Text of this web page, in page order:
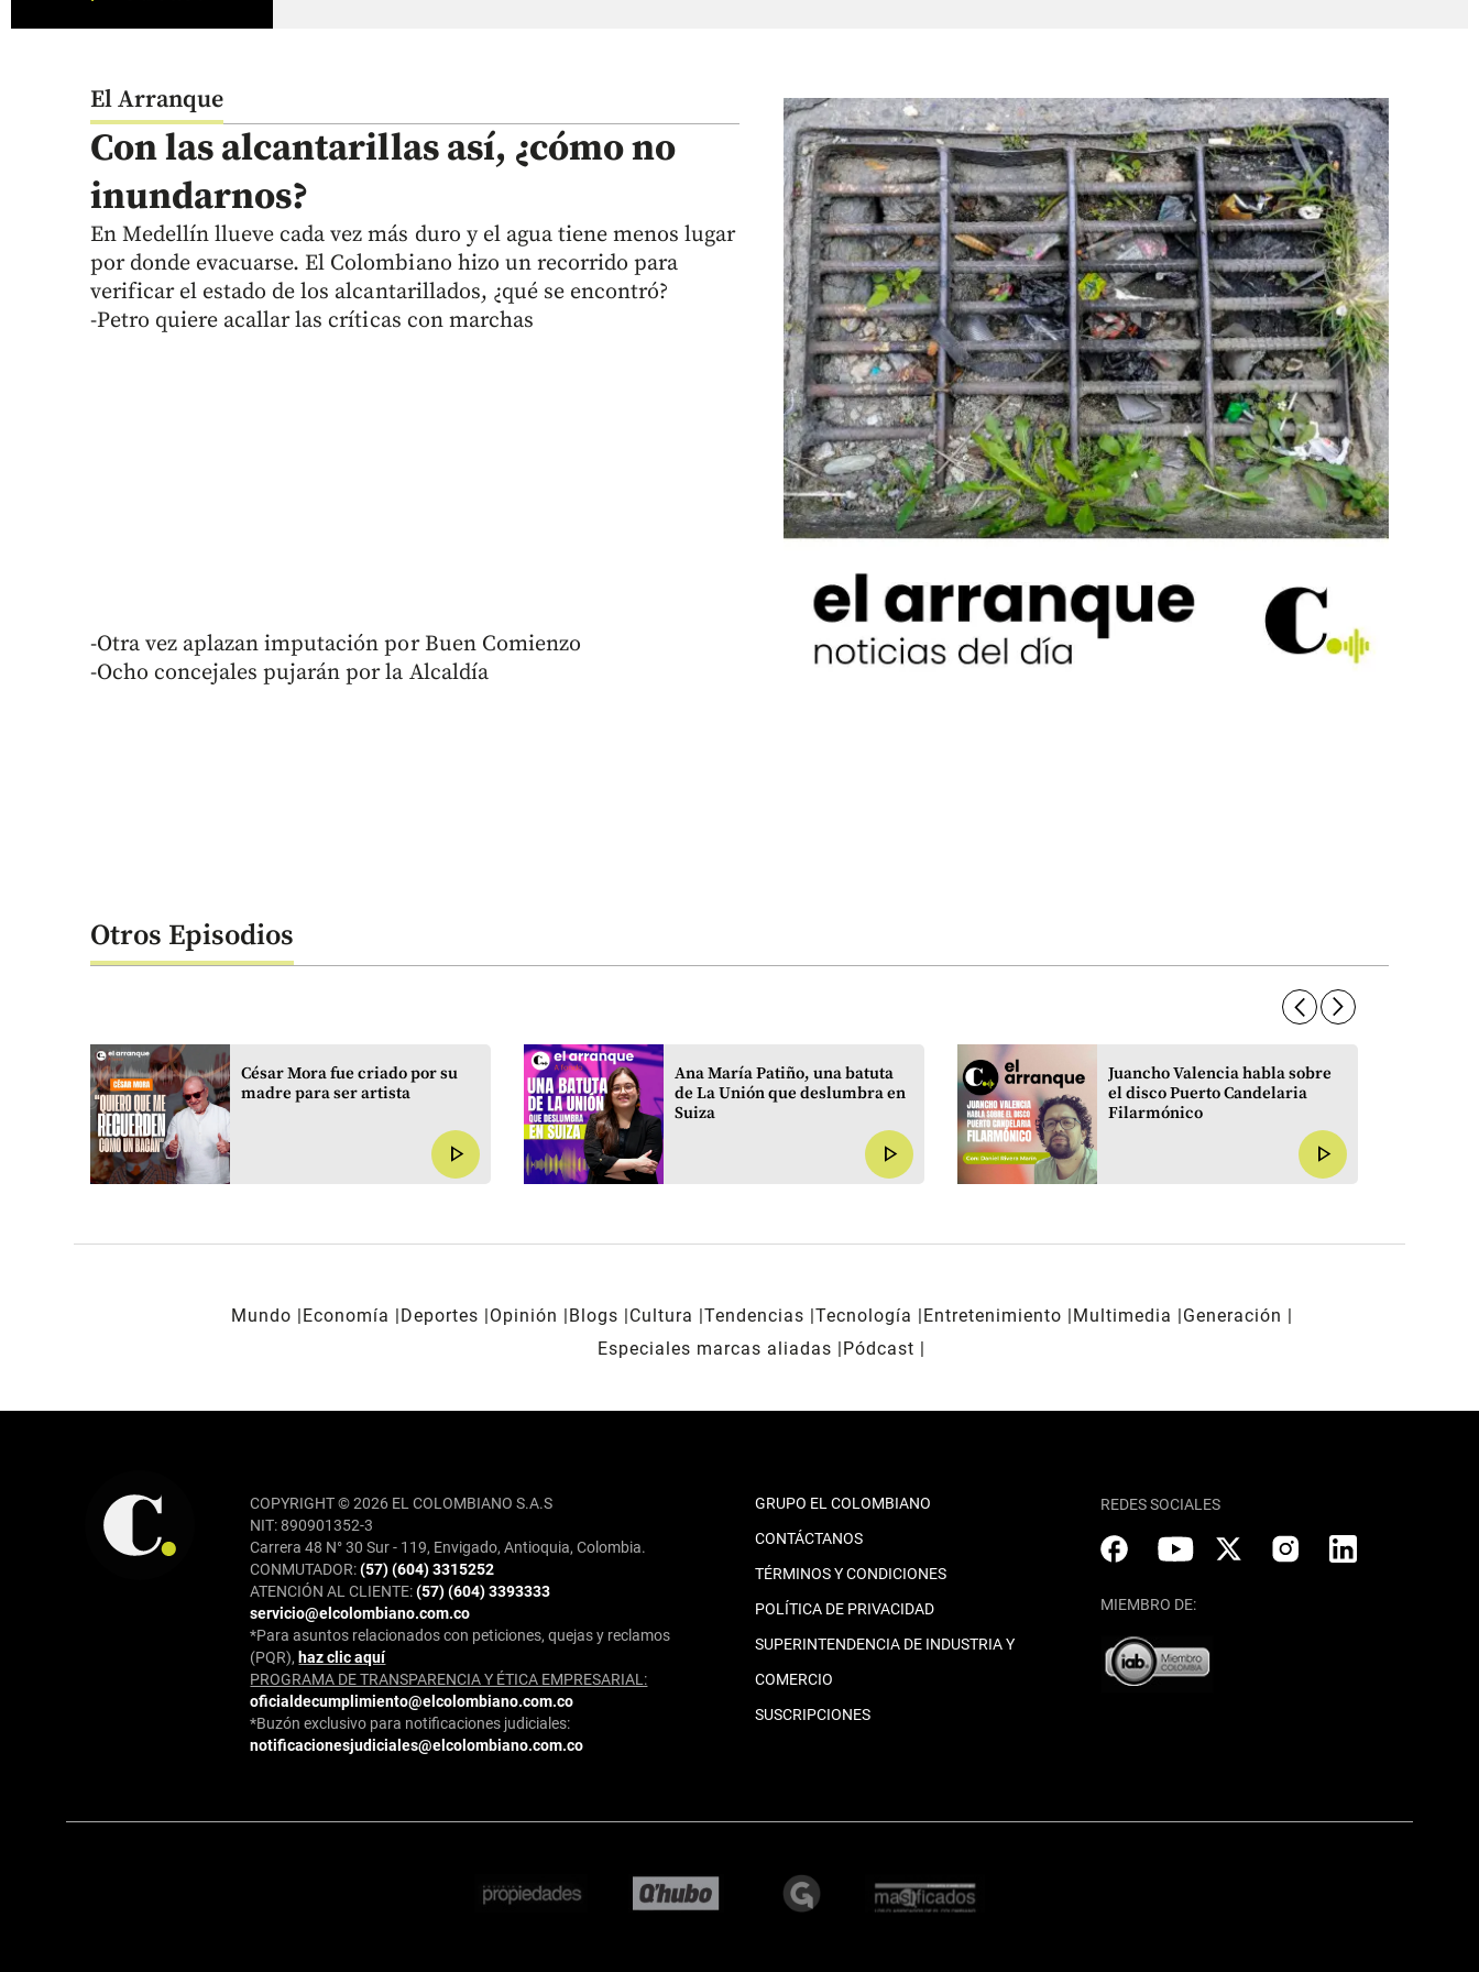
El Arranque
Con las alcantarillas así, ¿cómo no
inundarnos?
En Medellín llueve cada vez más duro y el agua tiene menos lugar
por donde evacuarse. El Colombiano hizo un recorrido para
verificar el estado de los alcantarillados, ¿qué se encontró?
-Petro quiere acallar las críticas con marchas
-Otra vez aplazan imputación por Buen Comienzo
-Ocho concejales pujarán por la Alcaldía
Otros Episodios
arrow_forward_ios
César Mora fue criado por su
madre para ser artista
play_arrow
Ana María Patiño, una batuta
de La Unión que deslumbra en
Suiza
play_arrow
Juancho Valencia habla sobre
el disco Puerto Candelaria
Filarmónico
play_arrow
arrow_forward_ios
Mundo Economía Deportes Opinión Blogs Cultura Tendencias Tecnología Entretenimiento Multimedia
Generación
Especiales marcas aliadas
Pódcast
COPYRIGHT © 2026 EL COLOMBIANO S.A.S
NIT: 890901352-3
Carrera 48 N° 30 Sur - 119, Envigado, Antioquia, Colombia.
CONMUTADOR:(57) (604) 3315252
ATENCIÓN AL CLIENTE:(57) (604) 3393333
servicio@elcolombiano.com.co
*Para asuntos relacionados con peticiones, quejas y reclamos
(PQR), haz clic aquí
PROGRAMA DE TRANSPARENCIA Y ÉTICA EMPRESARIAL:
oficialdecumplimiento@elcolombiano.com.co
*Buzón exclusivo para notificaciones judiciales:
notificacionesjudiciales@elcolombiano.com.co
GRUPO EL COLOMBIANO
CONTÁCTANOS
TÉRMINOS Y CONDICIONES
POLÍTICA DE PRIVACIDAD
SUPERINTENDENCIA DE INDUSTRIA Y
COMERCIO
SUSCRIPCIONES
REDES SOCIALES
MIEMBRO DE: